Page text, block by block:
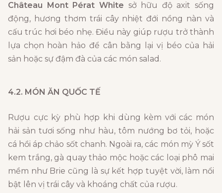
Château Mont Pérat White sở hữu độ axit sống
động, hương thơm trái cây nhiệt đới nồng nàn và
cấu trúc hơi béo nhẹ. Điều này giúp rượu trở thành
lựa chọn hoàn hảo để cân bằng lại vị béo của hải
sản hoặc sự đậm đà của các món salad.
4.2. MÓN ĂN QUỐC TẾ
Rượu cực kỳ phù hợp khi dùng kèm với các món
hải sản tươi sống như hàu, tôm nướng bơ tỏi, hoặc
cá hồi áp chảo sốt chanh. Ngoài ra, các món mỳ Ý sốt
kem trắng, gà quay thảo mộc hoặc các loại phô mai
mềm như Brie cũng là sự kết hợp tuyệt vời, làm nổi
bật lên vị trái cây và khoáng chất của rượu.